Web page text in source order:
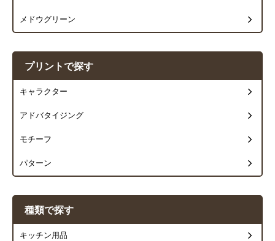
メドウグリーン
プリントで探す
キャラクター
アドバタイジング
モチーフ
パターン
種類で探す
キッチン用品